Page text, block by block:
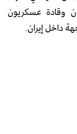
وقادة عسكريون
داخل إيران.